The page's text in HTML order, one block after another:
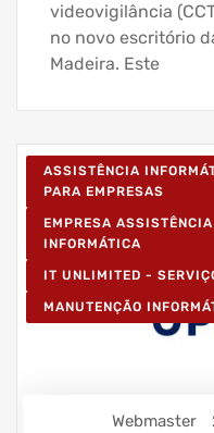
videovigilância
no novo escritório
Madeira. Este
ASSISTÊNCIA
PARA EMPRESAS
EMPRESA
INFORMÁTICA
IT UNLIMITED -
MANUTENÇÃO
Webmaster